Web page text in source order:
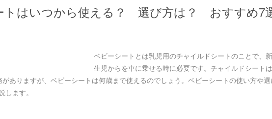
トはいつから使える？ 選び方は？ おすすめ7
ベビーシートとは乳児用のチャイルドシートのことで、
生児からを車に乗せる時に必要です。チャイルドシート
ありますが、ベビーシートは何歳まで使えるのでしょう。ベビーシートの使い方や
ます。